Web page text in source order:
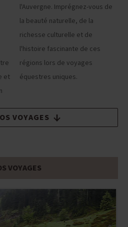
et
équestres uniques.
VOYAGES
VOYAGES